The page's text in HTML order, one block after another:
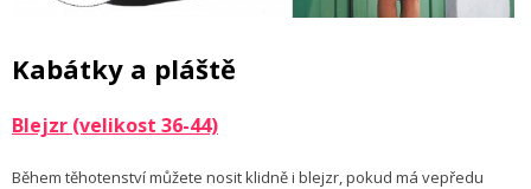
Kabátky a pláště
Blejzr (velikost 36-44)
Během těhotenství můžete nosit klidně i blejzr, pokud má vepředu